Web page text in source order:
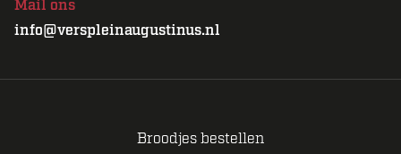
Mail ons
info@verspleinaugustinus.nl
Broodjes bestellen